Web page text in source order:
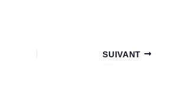
SUIVANT